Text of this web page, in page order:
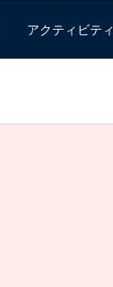
アクティビティ